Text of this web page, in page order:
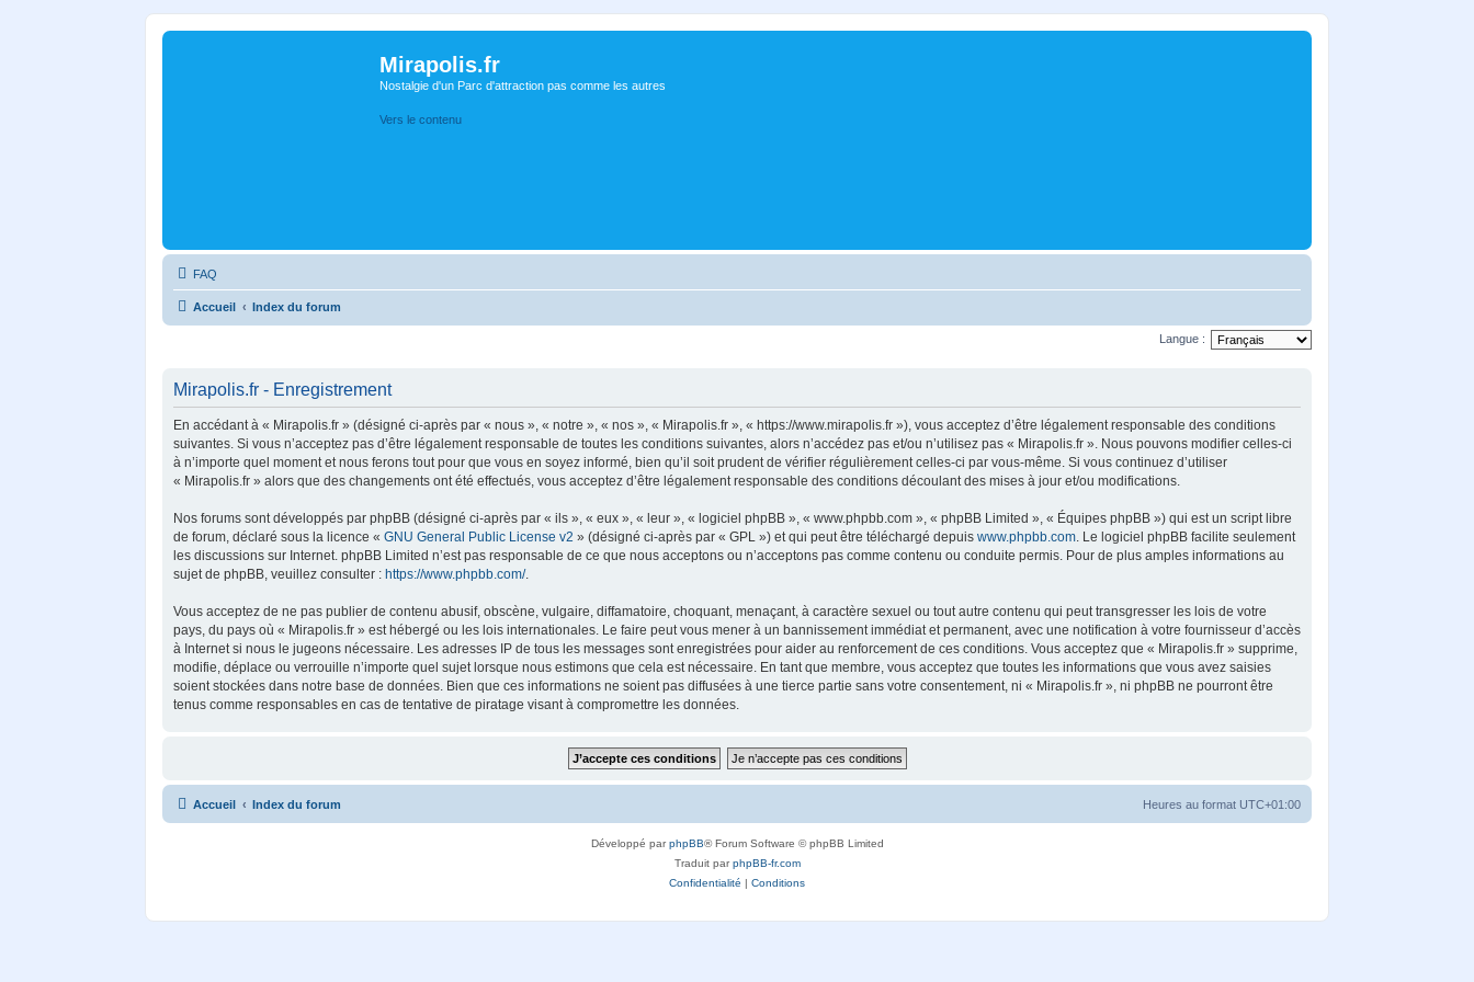
Mirapolis.fr
Nostalgie d'un Parc d'attraction pas comme les autres
Vers le contenu
FAQ
Accueil Index du forum
Langue :
Mirapolis.fr - Enregistrement
En accédant à « Mirapolis.fr » (désigné ci-après par « nous », « notre », « nos », « Mirapolis.fr », « https://www.mirapolis.fr »), vous acceptez d’être légalement responsable des conditions
suivantes. Si vous n’acceptez pas d’être légalement responsable de toutes les conditions suivantes, alors n’accédez pas et/ou n’utilisez pas « Mirapolis.fr ». Nous pouvons modifier celles-ci
à n’importe quel moment et nous ferons tout pour que vous en soyez informé, bien qu’il soit prudent de vérifier régulièrement celles-ci par vous-même. Si vous continuez d’utiliser
« Mirapolis.fr » alors que des changements ont été effectués, vous acceptez d’être légalement responsable des conditions découlant des mises à jour et/ou modifications.
Nos forums sont développés par phpBB (désigné ci-après par « ils », « eux », « leur », « logiciel phpBB », « www.phpbb.com », « phpBB Limited », « Équipes phpBB ») qui est un script libre
de forum, déclaré sous la licence « GNU General Public License v2 » (désigné ci-après par « GPL ») et qui peut être téléchargé depuis www.phpbb.com . Le logiciel phpBB facilite seulement
les discussions sur Internet. phpBB Limited n’est pas responsable de ce que nous acceptons ou n’acceptons pas comme contenu ou conduite permis. Pour de plus amples informations au
sujet de phpBB, veuillez consulter : https://www.phpbb.com/.
Vous acceptez de ne pas publier de contenu abusif, obscène, vulgaire, diffamatoire, choquant, menaçant, à caractère sexuel ou tout autre contenu qui peut transgresser les lois de votre
pays, du pays où « Mirapolis.fr » est hébergé ou les lois internationales. Le faire peut vous mener à un bannissement immédiat et permanent, avec une notification à votre fournisseur d’accès
à Internet si nous le jugeons nécessaire. Les adresses IP de tous les messages sont enregistrées pour aider au renforcement de ces conditions. Vous acceptez que « Mirapolis.fr » supprime,
modifie, déplace ou verrouille n’importe quel sujet lorsque nous estimons que cela est nécessaire. En tant que membre, vous acceptez que toutes les informations que vous avez saisies
soient stockées dans notre base de données. Bien que ces informations ne soient pas diffusées à une tierce partie sans votre consentement, ni « Mirapolis.fr », ni phpBB ne pourront être
tenus comme responsables en cas de tentative de piratage visant à compromettre les données.
Accueil Index du forum Heures au format UTC+01:00
Développé parphpBB® Forum Software © phpBB Limited
Traduit parphpBB-fr.com
Confidentialité | Conditions